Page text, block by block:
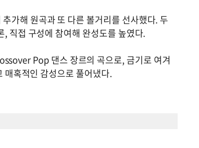
가해 원곡과 또 다른 볼거리를 선사했다. 두
직접 구성에 참여해 완성도를 높였다.
Pop 댄스 장르의 곡으로, 금기로 여겨
혹적인 감성으로 풀어냈다.